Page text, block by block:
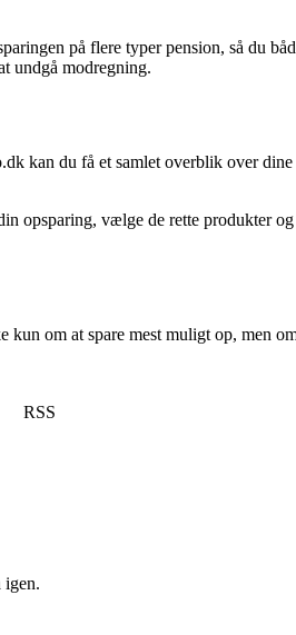
på flere typer pension, så du
undgå modregning.
kan du få et samlet overblik over
opsparing, vælge de rette produkter
om at spare mest muligt op, men
RSS
igen.